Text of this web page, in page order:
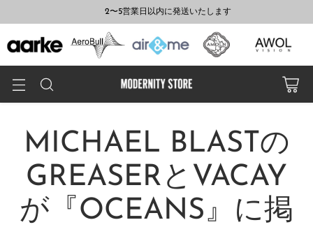
2〜5営業日以内に発送いたします
MICHAEL BLASTの
GREASERとVACAY
が『OCEANS』に掲